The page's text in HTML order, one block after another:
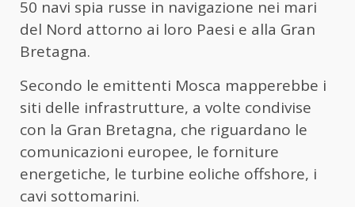
50 navi spia russe in navigazione nei mari
del Nord attorno ai loro Paesi e alla Gran
Bretagna.
Secondo le emittenti Mosca mapperebbe i
siti delle infrastrutture, a volte condivise
con la Gran Bretagna, che riguardano le
comunicazioni europee, le forniture
energetiche, le turbine eoliche offshore, i
cavi sottomarini.